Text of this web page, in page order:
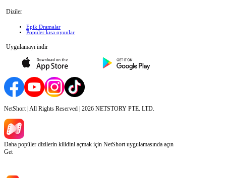
Diziler
Epik Dramalar
Popüler kısa oyunlar
Uygulamayı indir
NetShort | All Rights Reserved | 2026 NETSTORY PTE. LTD.
Daha popüler dizilerin kilidini açmak için NetShort uygulamasında açın
Get